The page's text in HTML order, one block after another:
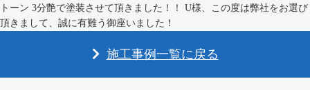
トーン 3分艶で塗装させて頂きました！！ U様、この度は弊社をお選び
頂きまして、誠に有難う御座いました！
施工事例一覧に戻る